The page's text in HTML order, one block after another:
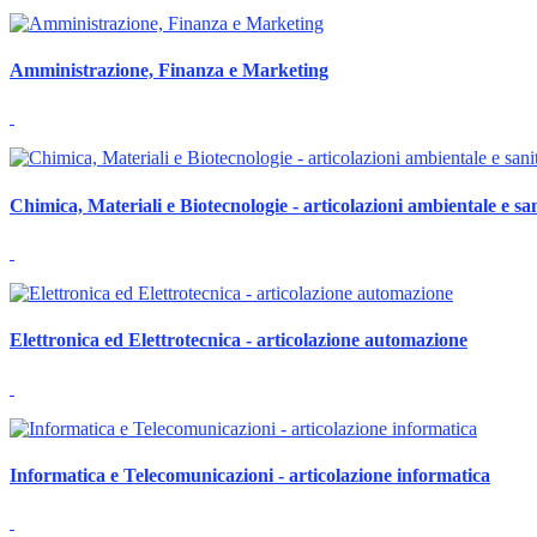
Amministrazione, Finanza e Marketing
Chimica, Materiali e Biotecnologie - articolazioni ambientale e
Elettronica ed Elettrotecnica - articolazione automazione
Informatica e Telecomunicazioni - articolazione informatica